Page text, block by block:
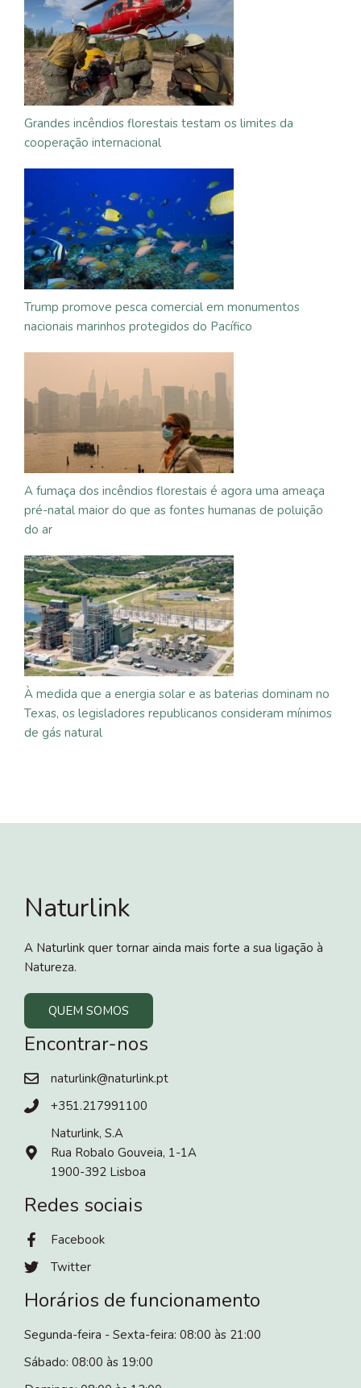
Grandes incêndios florestais testam os limites da
cooperação internacional
Trump promove pesca comercial em monumentos
nacionais marinhos protegidos do Pacífico
A fumaça dos incêndios florestais é agora uma ameaça
pré-natal maior do que as fontes humanas de poluição
do ar
À medida que a energia solar e as baterias dominam no
Texas, os legisladores republicanos consideram mínimos
de gás natural
Naturlink
A Naturlink quer tornar ainda mais forte a sua ligação à
Natureza.
QUEM SOMOS
Encontrar-nos
naturlink@naturlink.pt
+351.217991100
Naturlink, S.A
Rua Robalo Gouveia, 1-1A
1900-392 Lisboa
Redes sociais
Facebook
Twitter
Horários de funcionamento
Segunda-feira - Sexta-feira: 08:00 às 21:00
Sábado: 08:00 às 19:00